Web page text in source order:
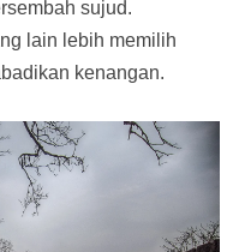
sujud.
lain lebih memilih
kenangan.